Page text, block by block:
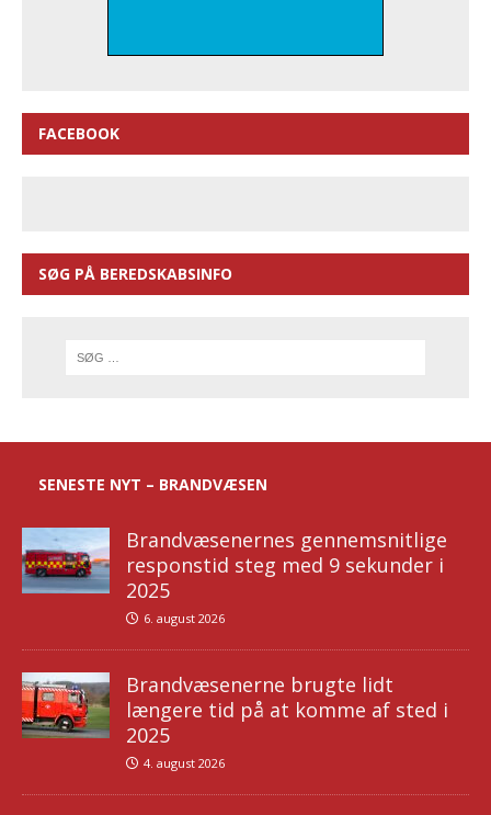
FACEBOOK
SØG PÅ BEREDSKABSINFO
SENESTE NYT – BRANDVÆSEN
Brandvæsenernes gennemsnitlige
responstid steg med 9 sekunder i
2025
6. august 2026
Brandvæsenerne brugte lidt
længere tid på at komme af sted i
2025
4. august 2026